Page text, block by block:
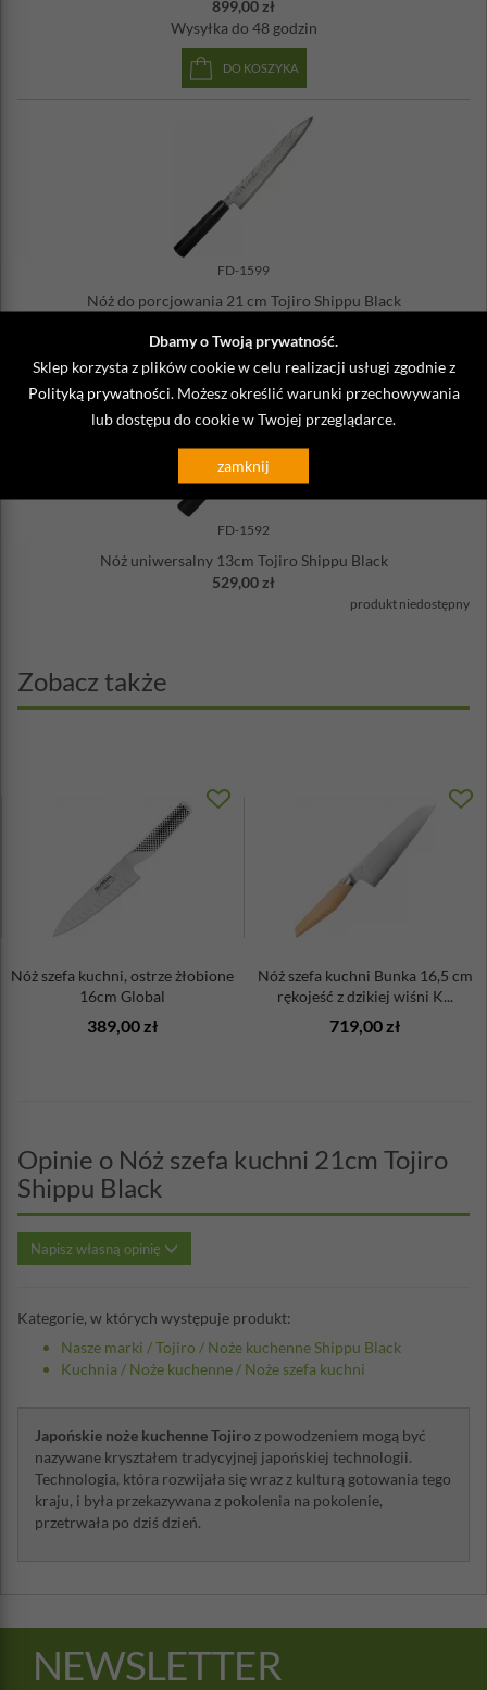
Dbamy o Twoją prywatność.
Sklep korzysta z plików cookie w celu realizacji usługi zgodnie z
Polityką prywatności . Możesz określić warunki przechowywania
lub dostępu do cookie w Twojej przeglądarce.
zamknij
899,00 zł
Wysyłka do 48 godzin
DO KOSZYKA
FD-1599
Nóż do porcjowania 21 cm Tojiro Shippu Black
FD-1592
Nóż uniwersalny 13cm Tojiro Shippu Black
529,00 zł
produkt niedostępny
Zobacz także
Nóż szefa kuchni, ostrze żłobione
16cm Global
389,00 zł
Nóż szefa kuchni Bunka 16,5 cm
rękojeść z dzikiej wiśni K...
719,00 zł
Opinie o Nóż szefa kuchni 21cm Tojiro
Shippu Black
Napisz własną opinię
Kategorie, w których występuje produkt:
Nasze marki /Tojiro / Noże kuchenne Shippu Black
Kuchnia / Noże kuchenne / Noże szefa kuchni
Japońskie noże kuchenne Tojiro z powodzeniem mogą być
nazywane kryształem tradycyjnej japońskiej technologii.
Technologia, która rozwijała się wraz z kulturą gotowania tego
kraju, i była przekazywana z pokolenia na pokolenie,
przetrwała po dziś dzień.
NEWSLETTER